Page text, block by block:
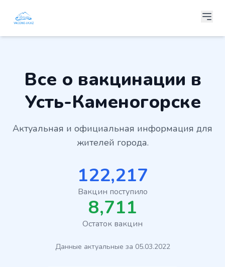
Все о вакцинации в
Усть-Каменогорске
Актуальная и официальная информация для
жителей города.
122,217
Вакцин поступило
8,711
Остаток вакцин
Данные актуальные за 05.03.2022